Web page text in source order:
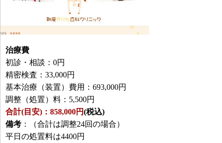
治療費
初診・相談：0円
精密検査：33,000円
基本治療（装置）費用：693,000円
調整（処置）料：5,500円
合計(目安)：858,000円(税込)
備考 ：（合計は調整24回の場合）
平日の処置料は4400円